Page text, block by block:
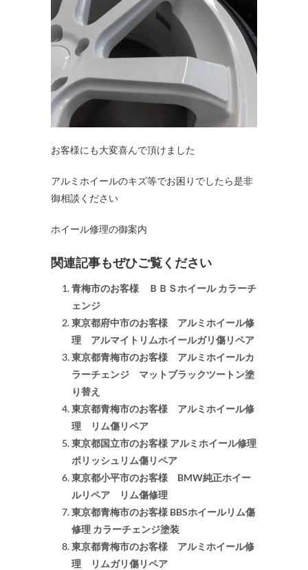
お客様にも大変喜んで頂けました
アルミホイールのキズ等でお困りでしたら是非
御相談ください
ホイール修理の御案内
関連記事もぜひご覧ください
青梅市のお客様 ＢＢＳホイール カラーチ
ェンジ
東京都府中市のお客様 アルミホイール修
理 アルマイトリムホイールガリ傷リペア
東京都青梅市のお客様 アルミホイールカ
ラーチェンジ マットブラックツートン塗
り替え
東京都青梅市のお客様 アルミホイール修
理 リム傷リペア
東京都国立市のお客様 アルミホイール修理
ポリッシュリム傷リペア
東京都小平市のお客様 BMW純正ホイー
ルリペア リム傷修理
東京都青梅市のお客様 BBSホイールリム傷
修理 カラーチェンジ塗装
東京都青梅市のお客様 アルミホイール修
理 リムガリ傷リペア